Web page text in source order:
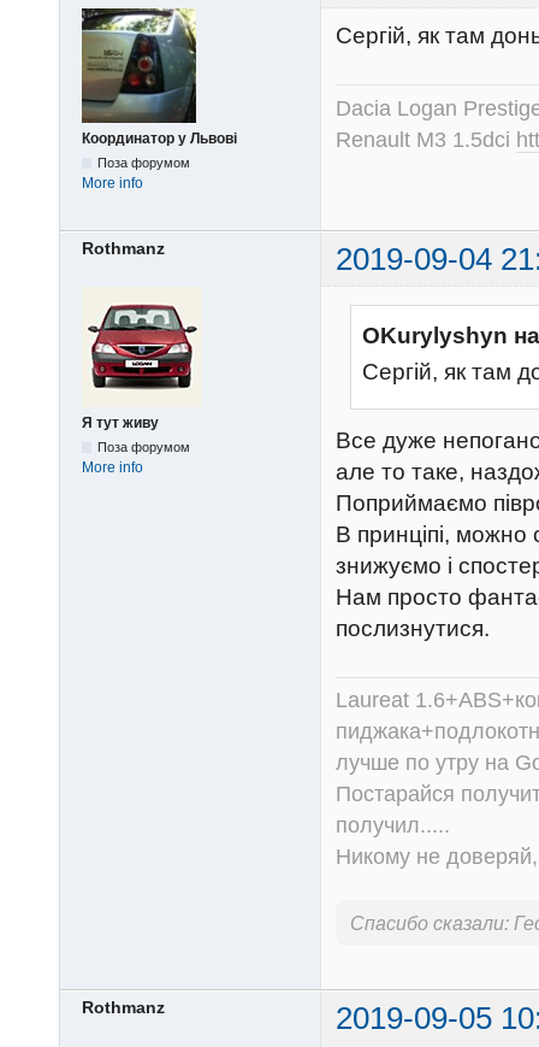
Координатор у Львові
Поза форумом
More info
Сергій, як там
Dacia Logan
Renault M3 1.5dci
Rothmanz 2019-09-04
Я тут живу
Поза форумом
More info
OKurylyshyn
Сергій, як там
Все дуже
але то таке,
Поприймаємо
В принціпі, можно
знижуємо і
Нам просто
послизнутися.
Laureat
лучше по утру на
Постарайся
получил.....
Никому не
Спасибо сказали:
Rothmanz
2019-09-05